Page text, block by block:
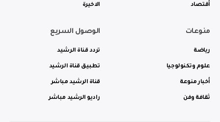
أقتصاد الاخيرة
منوعات
رياضة
علوم وتكنولوجيا
أخبار منوعة
ثقافة وفن
الوصول السريع
تردد قناة الرشيد
تطبيق قناة الرشيد
قناة الرشيد مباشر
راديو الرشيد مباشر